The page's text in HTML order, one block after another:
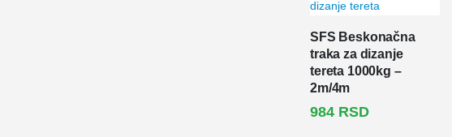
SFS Beskonačna
traka za dizanje
tereta 1000kg –
2m/4m
984 RSD